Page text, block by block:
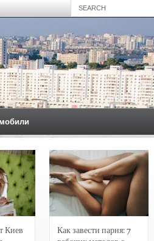
Киев
Как завести парня: 7